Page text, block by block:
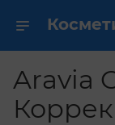
Aravia